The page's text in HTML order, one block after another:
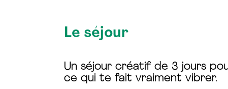
Le séjour
Un séjour créatif de 3 jours
ce qui te fait vraiment vibrer.